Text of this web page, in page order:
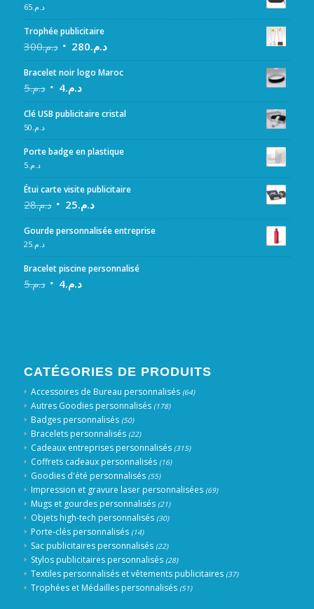
د.م.65
Trophée publicitaire
د.م.300 د.م.280
Bracelet noir logo Maroc
د.م.5 د.م.4
Clé USB publicitaire cristal
د.م. 50
Porte badge en plastique
د.م.5
Étui carte visite publicitaire
د.م.28 د.م.25
Gourde personnalisée entreprise
د.م.25
Bracelet piscine personnalisé
د.م.5 د.م.4
CATÉGORIES DE PRODUITS
Accessoires de Bureau personnalisés (64)
Autres Goodies personnalisés (178)
Badges personnalisés (50)
Bracelets personnalisés (22)
Cadeaux entreprises personnalisés (315)
Coffrets cadeaux personnalisés (16)
Goodies d'été personnalisés (55)
Impression et gravure laser personnalisées (69)
Mugs et gourdes personnalisés (21)
Objets high-tech personnalisés (30)
Porte-clés personnalisés (14)
Sac publicitaires personnalisés (22)
Stylos publicitaires personnalisés (28)
Textiles personnalisés et vêtements publicitaires (37)
Trophées et Médailles personnalisés (51)